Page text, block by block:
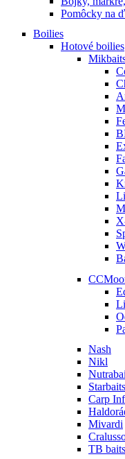
Pomôcky na
Boilies
Hotové boilies
Nash
Nikl
Starbaits
Carp
Mivardi
TB baits